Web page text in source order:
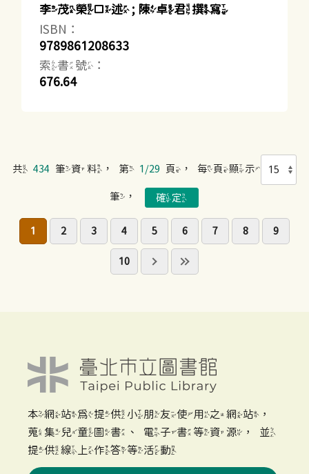
李茂榮口述 ; 陳卓君撰寫
ISBN：
9789861208633
索書號：
676.64
共 434 筆資料，第 1/29 頁，每頁顯示
筆，
1 2 3 4 5 6 7 8 9
10
本網站為提供小朋友使用之網站，
蒐集兒童圖書、電子書等資源，並
提供線上作答等活動